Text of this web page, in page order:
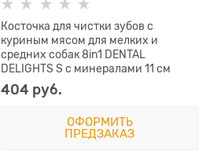
Косточка для чистки зубов с
куриным мясом для мелких и
средних собак 8in1 DENTAL
DELIGHTS S с минералами 11 см
404 руб.
ОФОРМИТЬ
ПРЕДЗАКАЗ